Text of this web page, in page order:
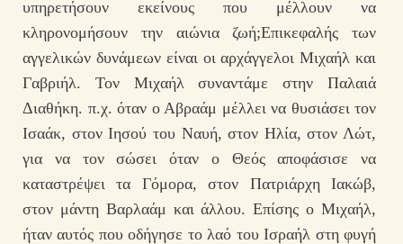
υπηρετήσουν εκείνους που μέλλουν να
κληρονομήσουν την αιώνια ζωή;Επικεφαλής των
αγγελικών δυνάμεων είναι οι αρχάγγελοι Μιχαήλ και
Γαβριήλ. Τον Μιχαήλ συναντάμε στην Παλαιά
Διαθήκη. π.χ. όταν ο Αβραάμ μέλλει να θυσιάσει τον
Ισαάκ, στον Ιησού του Ναυή, στον Ηλία, στον Λώτ,
για να τον σώσει όταν ο Θεός αποφάσισε να
καταστρέψει τα Γόμορα, στον Πατριάρχη Ιακώβ,
στον μάντη Βαρλαάμ και άλλου. Επίσης ο Μιχαήλ,
ήταν αυτός που οδήγησε το λαό του Ισραήλ στη φυγή